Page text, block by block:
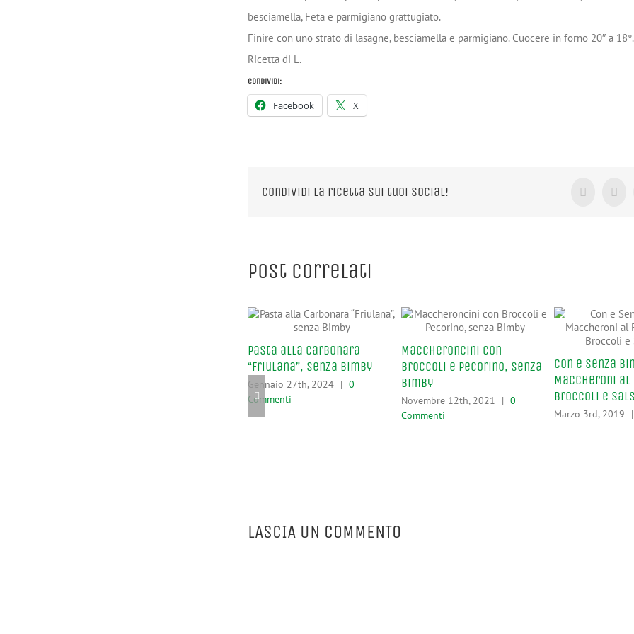
besciamella, Feta e parmigiano grattugiato.
Finire con uno strato di lasagne, besciamella e parmigiano. Cuocere in forno 20″ a 18°.
Ricetta di L.
Condividi:
Facebook X
Condividi la ricetta sui tuoi Social! Facebook
X
Post correlati
Pasta alla Carbonara
“Friulana”, senza Bimby
Gennaio 27th, 2024 | 0
Commenti
Maccheroncini con
Broccoli e Pecorino, senza
Bimby
Novembre 12th, 2021 | 0
Commenti
Con e Senza
Maccheroni al
Broccoli e
Marzo 3rd, 2019 |
LASCIA UN COMMENTO